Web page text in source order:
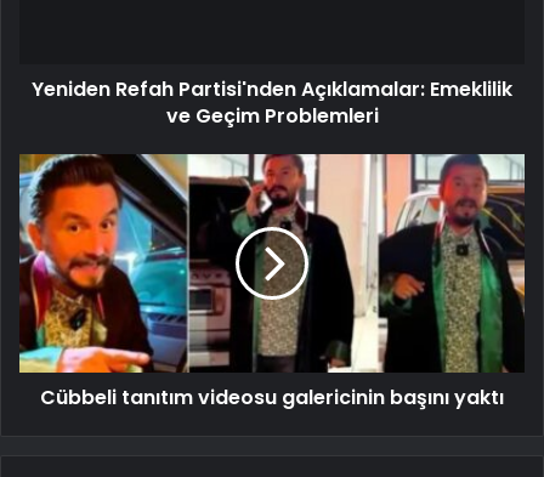
Yeniden Refah Partisi'nden Açıklamalar: Emeklilik
ve Geçim Problemleri
Cübbeli tanıtım videosu galericinin başını yaktı